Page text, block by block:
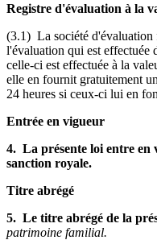
Registre d'évaluation à la
(3.1) La société d'évaluation
l'évaluation qui est effectuée
celle-ci est effectuée à la
elle en fournit gratuitement
24 heures si ceux-ci lui en
Entrée en vigueur
4. La présente loi entre en
sanction royale.
Titre abrégé
5. Le titre abrégé de la
patrimoine familial.